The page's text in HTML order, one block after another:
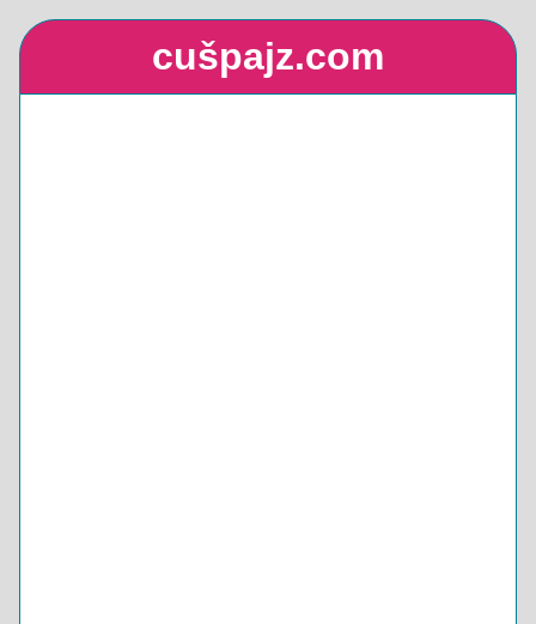
cušpajz.com